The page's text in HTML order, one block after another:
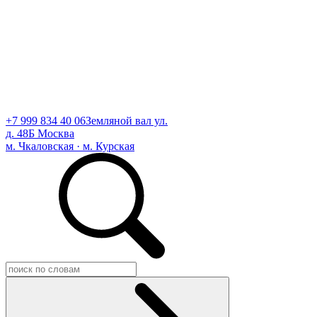
+7 999 834 40 06Земляной вал ул.
д. 48Б Москва
м. Чкаловская · м. Курская